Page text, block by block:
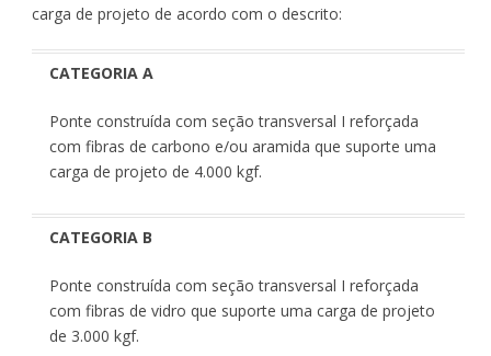
carga de projeto de acordo com o descrito:
CATEGORIA A
Ponte construída com seção transversal I reforçada
com fibras de carbono e/ou aramida que suporte uma
carga de projeto de 4.000 kgf.
CATEGORIA B
Ponte construída com seção transversal I reforçada
com fibras de vidro que suporte uma carga de projeto
de 3.000 kgf.